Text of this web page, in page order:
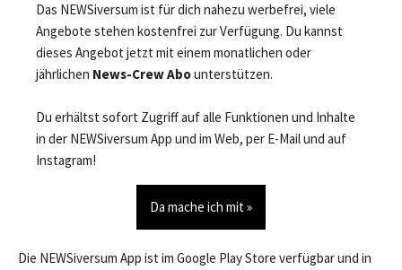
Das NEWSiversum ist für dich nahezu werbefrei, viele
Angebote stehen kostenfrei zur Verfügung. Du kannst
dieses Angebot jetzt mit einem monatlichen oder
jährlichen News-Crew Abounterstützen.
Du erhältst sofort Zugriff auf alle Funktionen und Inhalte
in der NEWSiversum App und im Web, per E-Mail und auf
Instagram!
Da mache ich mit »
Die NEWSiversum App ist im Google Play Store verfügbar und in